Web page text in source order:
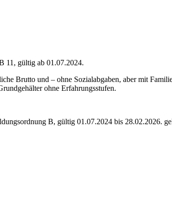
11, gültig ab 01.07.2024.
Brutto und – ohne Sozialabgaben, aber mit
ohne Erfahrungsstufen.
B, gültig 01.07.2024 bis 28.02.2026.